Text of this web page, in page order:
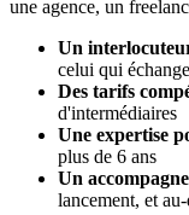
une agence, un
Un
celui qui
Des tarifs
d'intermédiaires
Une expertise
plus de 6 ans
Un
lancement, et